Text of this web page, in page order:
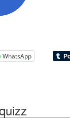
WhatsApp